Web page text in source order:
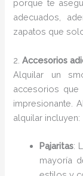
porque te
adecuados,
zapatos que
2.Accesorios
Alquilar un
accesorios
impresionante.
alquilar incluyen:
Pajaritas:
mayoría